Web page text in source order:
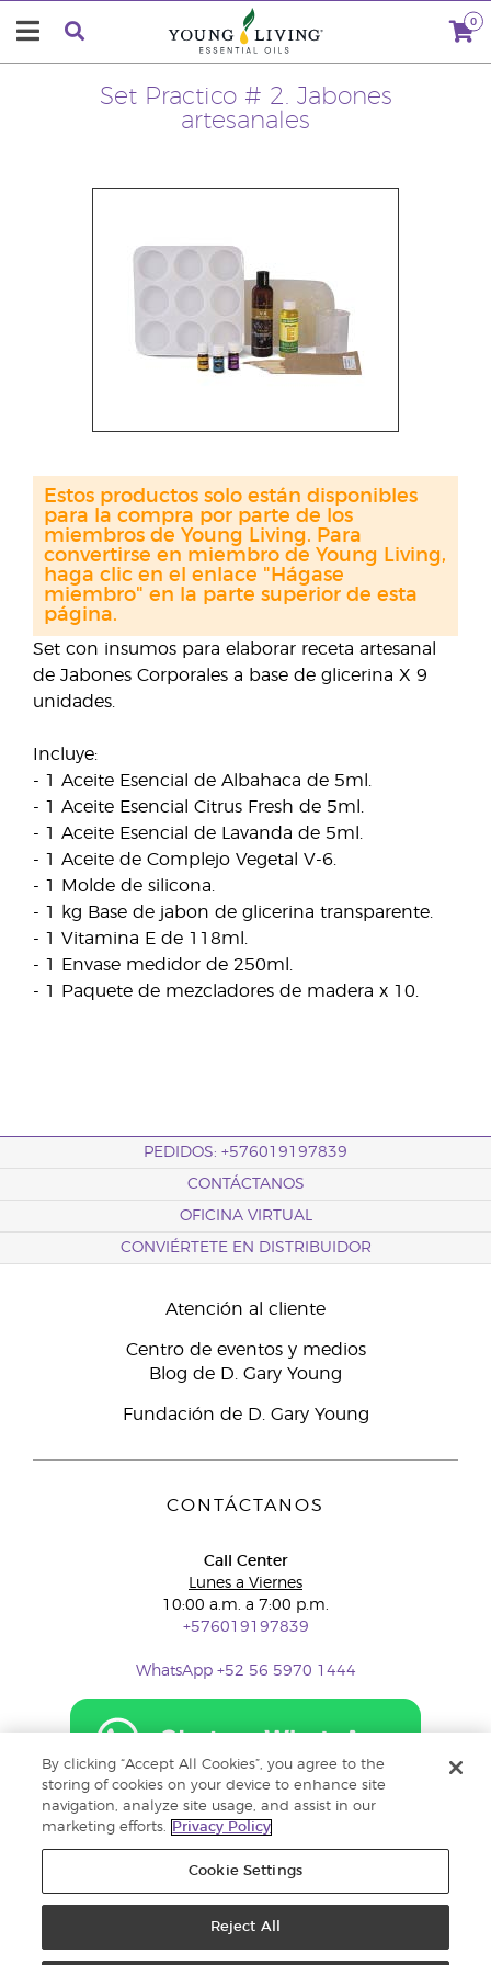
0
Set Practico # 2. Jabones
artesanales
Set con insumos para elaborar receta artesanal
de Jabones Corporales a base de glicerina X 9
unidades.
Incluye:
- 1 Aceite Esencial de Albahaca de 5ml.
- 1 Aceite Esencial Citrus Fresh de 5ml.
- 1 Aceite Esencial de Lavanda de 5ml.
- 1 Aceite de Complejo Vegetal V-6.
- 1 Molde de silicona.
- 1 kg Base de jabon de glicerina transparente.
- 1 Vitamina E de 118ml.
- 1 Envase medidor de 250ml.
- 1 Paquete de mezcladores de madera x 10.
Estos productos solo están disponibles
para la compra por parte de los
miembros de Young Living. Para
convertirse en miembro de Young Living,
haga clic en el enlace "Hágase
miembro" en la parte superior de esta
página.
PEDIDOS: +576019197839
CONTÁCTANOS
OFICINA VIRTUAL
CONVIÉRTETE EN DISTRIBUIDOR
Atención al cliente
Centro de eventos y medios
Blog de D. Gary Young
Fundación de D. Gary Young
CONTÁCTANOS
Call Center
Lunes a Viernes
10:00 a.m. a 7:00 p.m.
+576019197839
WhatsApp +52 56 5970 1444
By clicking “Accept All Cookies”, you agree to the
storing of cookies on your device to enhance site
navigation, analyze site usage, and assist in our
marketing efforts.
Privacy Policy
Cookie Settings
Reject All